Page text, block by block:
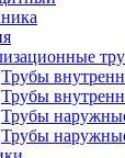
Трубы
Трубы
Трубы
Трубы